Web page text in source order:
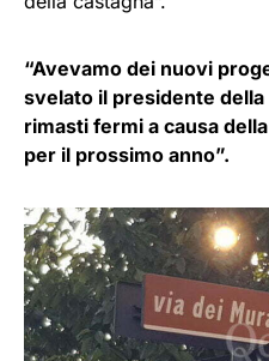
“Avevamo dei nuovi
svelato il presidente della
rimasti fermi a causa
per il prossimo anno”.